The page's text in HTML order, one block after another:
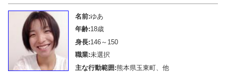
名前:ゆあ
年齢:18歳
身長:146～150
職業:未選択
主な行動範囲:熊本県玉東町、他